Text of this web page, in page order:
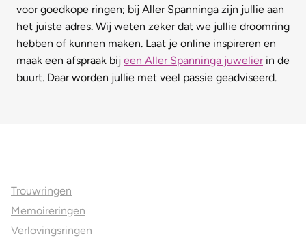
voor goedkope ringen; bij Aller Spanninga zijn jullie aan
het juiste adres. Wij weten zeker dat we jullie droomring
hebben of kunnen maken. Laat je online inspireren en
maak een afspraak bij een Aller Spanninga juwelierin de
buurt. Daar worden jullie met veel passie geadviseerd.
Trouwringen
Memoireringen
Verlovingsringen